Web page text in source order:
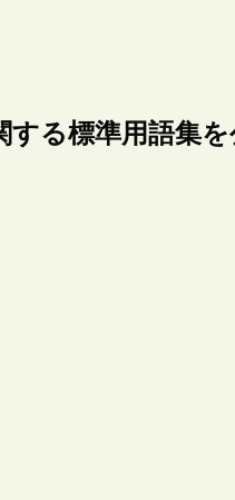
る標準用語集